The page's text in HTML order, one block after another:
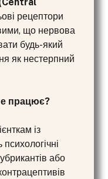
рецептори
що нервова
будь-який
як нестерпний
працює?
із
або